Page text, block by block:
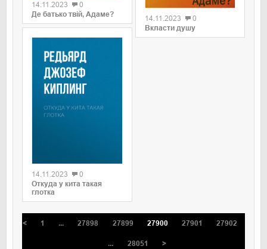
14.11.2023
0
Де батько твій, Адаме?
14.11.2023
0
Откуда у кита такая
глотка
14.11.2023
0
Вкласти душу
< 1 ... 27898 27899 27900 27901 27902
... 28051 >